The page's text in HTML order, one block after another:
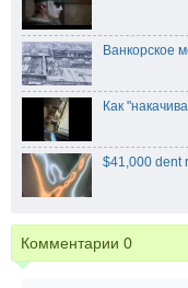
Ванкорское
Как
$41,000 dent
Комментарии 0